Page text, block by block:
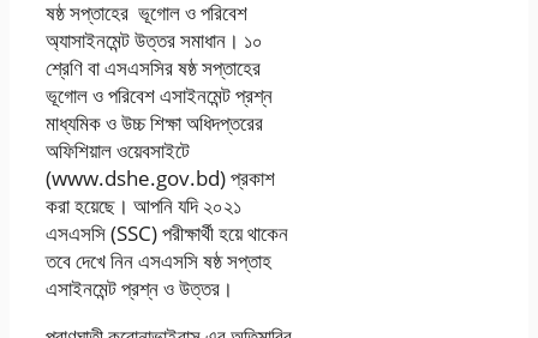
ষষ্ঠ সপ্তাহের ভূগোল ও পরিবেশ
অ্যাসাইনমেন্ট উত্তর সমাধান। ১০
শ্রেণি বা এসএসসির ষষ্ঠ সপ্তাহের
ভূগোল ও পরিবেশ এসাইনমেন্ট প্রশ্ন
মাধ্যমিক ও উচ্চ শিক্ষা অধিদপ্তরের
অফিশিয়াল ওয়েবসাইটে
(www.dshe.gov.bd) প্রকাশ
করা হয়েছে। আপনি যদি ২০২১
এসএসসি (SSC) পরীক্ষার্থী হয়ে থাকেন
তবে দেখে নিন এসএসসি ষষ্ঠ সপ্তাহ
এসাইনমেন্ট প্রশ্ন ও উত্তর।